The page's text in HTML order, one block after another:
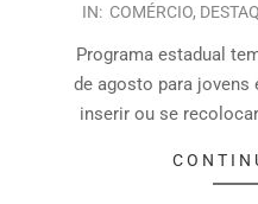
IN: COMÉRCIO,
Programa estadual
de agosto para jovens
inserir ou se